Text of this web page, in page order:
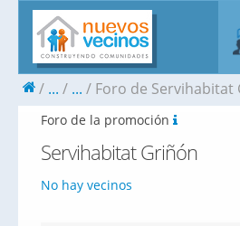
... ... Foro de Servihabitat
Foro de la promoción
Servihabitat Griñón
No hay vecinos